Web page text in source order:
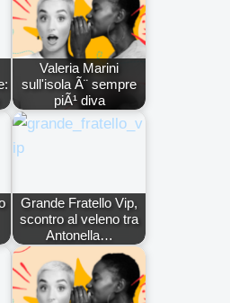
Valeria Marini
sull'isola Ã¨ sempre
piÃ¹ diva
Grande Fratello Vip,
scontro al veleno tra
Antonella…